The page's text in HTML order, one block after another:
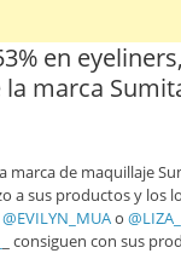
en
la marca
marca de maquillaje
a sus productos y los
@EVILYN_MUAo
_ consiguen con sus